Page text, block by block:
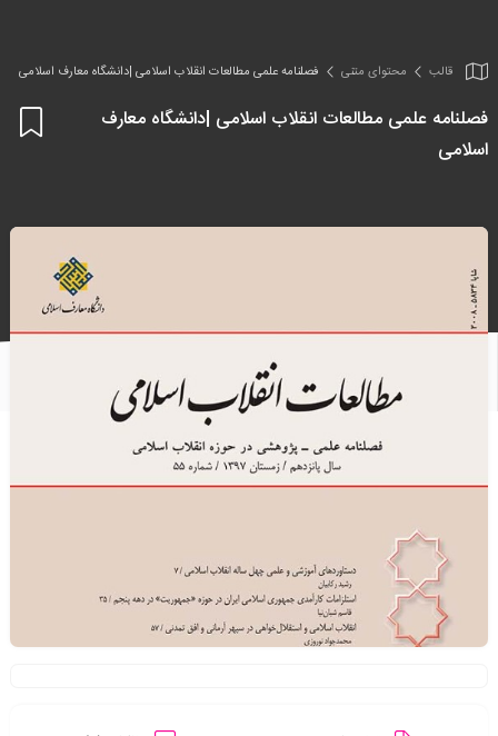
قالب محتوای متنی فصلنامه علمی مطالعات انقلاب اسلامی |دانشگاه معارف اسلامی
فصلنامه علمی مطالعات انقلاب اسلامی |دانشگاه معارف
اسلامی